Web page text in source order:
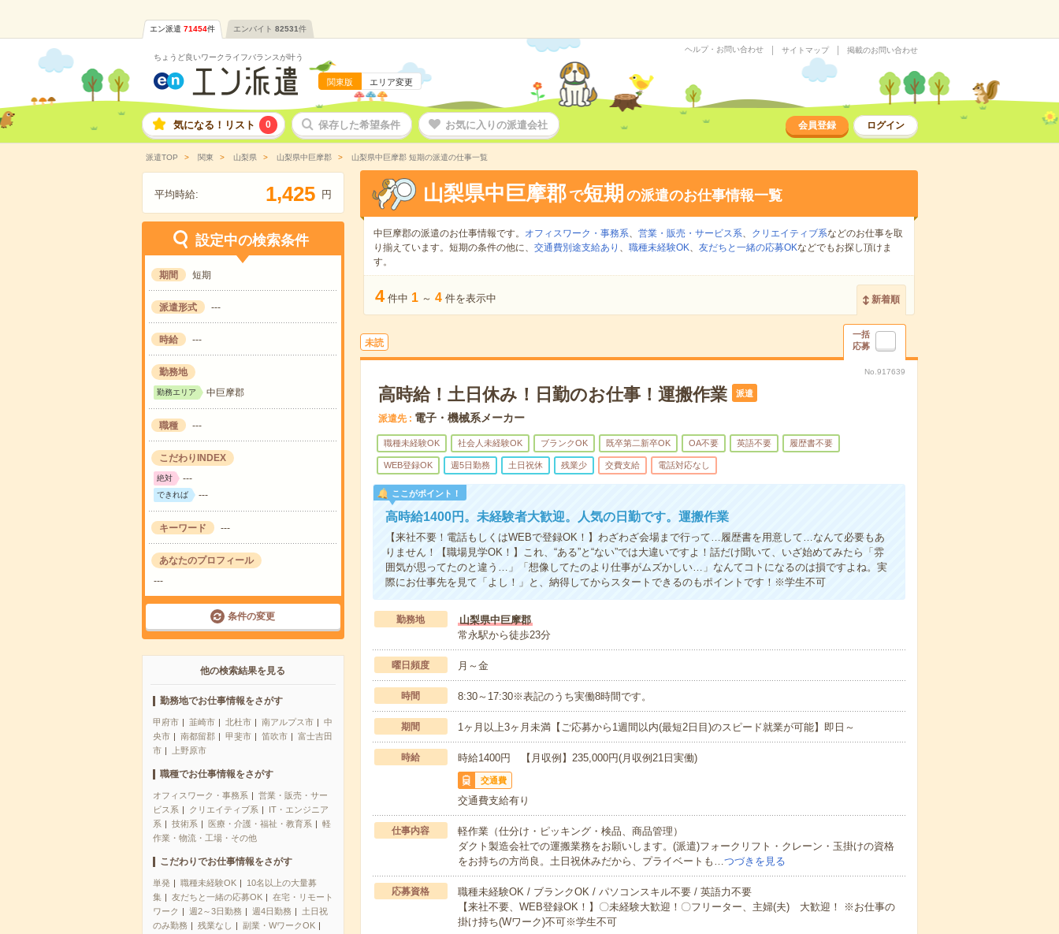
エン派遣 71454件 エンバイト 82531件
ちょうど良いワークライフバランスが叶う
関東版 エリア変更
ヘルプ・お問い合わせ サイトマップ 掲載のお問い合わせ
気になる！リスト 0 保存した希望条件 お気に入りの派遣会社 会員登録 ログイン
派遣TOP 関東 山梨県 山梨県中巨摩郡 山梨県中巨摩郡 短期の派遣の仕事一覧
平均時給: 1,425 円
設定中の検索条件
期間 短期
派遣形式 ---
時給 ---
勤務地
勤務エリア 中巨摩郡
職種 ---
こだわりINDEX
絶対 ---
できれば ---
キーワード ---
あなたのプロフィール
---
条件の変更
他の検索結果を見る
勤務地でお仕事情報をさがす
甲府市 韮崎市 北杜市 南アルプス市
中
央市
南都留郡 甲斐市 笛吹市
富士吉田
市
上野原市
職種でお仕事情報をさがす
オフィスワーク・事務系
営業・販売・サー
ビス系
クリエイティブ系
IT・エンジニア
系
技術系 医療・介護・福祉・教育系
軽
作業・物流・工場・その他
こだわりでお仕事情報をさがす
単発 職種未経験OK
10名以上の大量募
集
友だちと一緒の応募OK
在宅・リモート
ワーク
週2～3日勤務 週4日勤務
土日祝
のみ勤務
残業なし
副業・WワークOK
山梨県中巨摩郡 で短期 の派遣のお仕事情報一覧
中巨摩郡の派遣のお仕事情報です。 オフィスワーク・事務系、 営業・販売・サービス系、 クリエイティブ系などのお仕事を取
り揃えています。短期の条件の他に、 交通費別途支給あり 、 職種未経験OK、 友だちと一緒の応募OKなどでもお探し頂けま
す。
4 件中 1 ～ 4 件を表示中 新着順
未読
一括
応募
No.917639
高時給！土日休み！日勤のお仕事！運搬作業 派遣
派遣先 電子・機械系メーカー
職種未経験OK 社会人未経験OK ブランクOK 既卒第二新卒OK OA不要 英語不要 履歴書不要
WEB登録OK 週5日勤務 土日祝休 残業少 交費支給 電話対応なし
ここがポイント！
高時給1400円。未経験者大歓迎。人気の日勤です。運搬作業
【来社不要！電話もしくはWEBで登録OK！】わざわざ会場まで行って…履歴書を用意して…なんて必要もあ
りません！【職場見学OK！】これ、“ある”と“ない”では大違いですよ！話だけ聞いて、いざ始めてみたら「雰
囲気が思ってたのと違う…」「想像してたのより仕事がムズかしい…」なんてコトになるのは損ですよね。実
際にお仕事先を見て「よし！」と、納得してからスタートできるのもポイントです！※学生不可
勤務地
山梨県中巨摩郡
常永駅から徒歩23分
曜日頻度 月～金
時間 8:30～17:30※表記のうち実働8時間です。
期間 1ヶ月以上3ヶ月未満【ご応募から1週間以内(最短2日目)のスピード就業が可能】即日～
時給 時給1400円 【月収例】235,000円(月収例21日実働)
交通費
交通費支給有り
仕事内容
軽作業（仕分け・ピッキング・検品、商品管理）
ダクト製造会社での運搬業務をお願いします。(派遣)フォークリフト・クレーン・玉掛けの資格
をお持ちの方尚良。土日祝休みだから、プライベートも…つづきを見る
応募資格
職種未経験OK / ブランクOK / パソコンスキル不要 / 英語力不要
【来社不要、WEB登録OK！】〇未経験大歓迎！〇フリーター、主婦(夫) 大歓迎！ ※お仕事の
掛け持ち(Wワーク)不可※学生不可